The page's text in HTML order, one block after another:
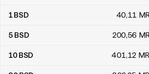
Tabla de conversión de dólares
1BSD 40,11
5 BSD 200,56
10 BSD 401,12